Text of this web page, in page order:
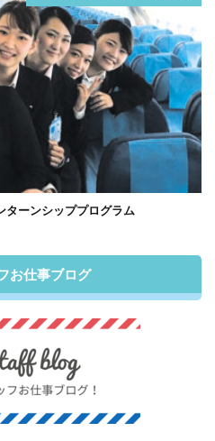
ターンシッププログラム
お仕事ブログ